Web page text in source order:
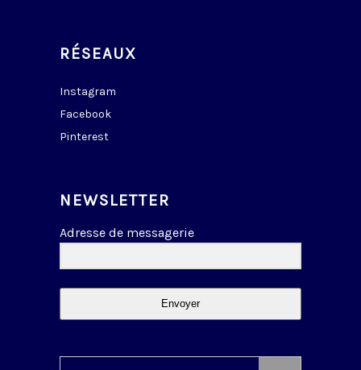
RÉSEAUX
Instagram
Facebook
Pinterest
NEWSLETTER
Adresse de messagerie
Envoyer